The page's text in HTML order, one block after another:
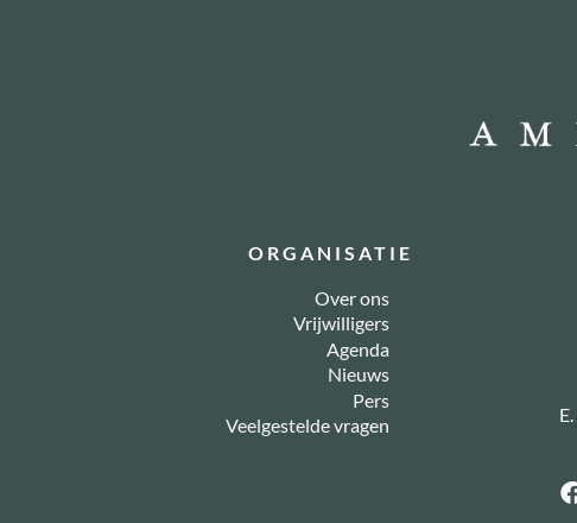
ORGANISATIE
Over ons
Vrijwilligers
Agenda
Nieuws
Pers
Veelgestelde vragen
E.